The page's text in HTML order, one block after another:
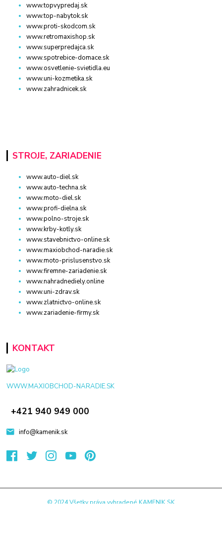
www.topvypredaj.sk
www.top-nabytok.sk
www.proti-skodcom.sk
www.retromaxishop.sk
www.superpredajca.sk
www.spotrebice-domace.sk
www.osvetlenie-svietidla.eu
www.uni-kozmetika.sk
www.zahradnicek.sk
STROJE, ZARIADENIE
www.auto-diel.sk
www.auto-techna.sk
www.moto-diel.sk
www.profi-dielna.sk
www.polno-stroje.sk
www.krby-kotly.sk
www.stavebnictvo-online.sk
www.maxiobchod-naradie.sk
www.moto-prislusenstvo.sk
www.firemne-zariadenie.sk
www.nahradnediely.online
www.uni-zdrav.sk
www.zlatnictvo-online.sk
www.zariadenie-firmy.sk
KONTAKT
WWW.MAXIOBCHOD-NARADIE.SK
+421 940 949 000
info@kamenik.sk
© 2024 Všetky práva vyhradené KAMENIK.SK